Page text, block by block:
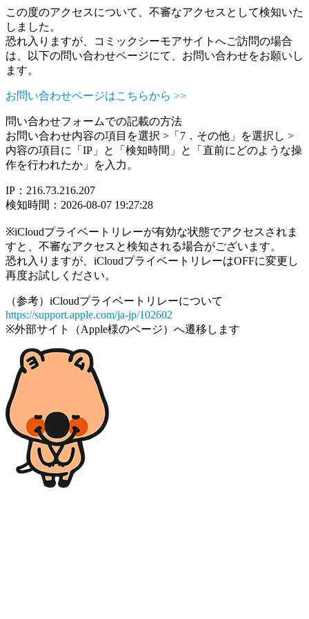
この度のアクセスについて、不審なアクセスとして検知いた
しました。
恐れ入りますが、コミックシーモアサイトへご訪問の場合
は、以下の問い合わせページにて、お問い合わせをお願いし
ます。
お問い合わせページはこちらから >>
問い合わせフォームでの記載の方法
お問い合わせ内容の項目を選択 >「7．その他」を選択し >
内容の項目に「IP」と「検知時間」と「直前にどのような操
作を行われたか」を入力。
IP：216.73.216.207
検知時間：2026-08-07 19:27:28
※iCloudプライベートリレーが有効な状態でアクセスされま
すと、不審なアクセスと検知される場合がございます。
恐れ入りますが、iCloudプライベートリレーはOFFに変更し
再度お試しください。
（参考）iCloudプライベートリレーについて
https://support.apple.com/ja-jp/102602
※外部サイト（Apple様のページ）へ遷移します